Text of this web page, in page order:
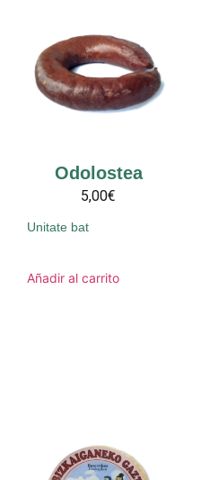
Odolostea
5,00€
Unitate bat
Añadir al carrito